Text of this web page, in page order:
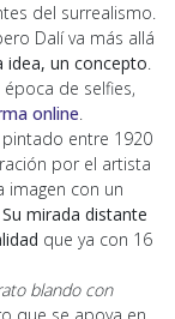
del surrealismo.
Dalí va más allá
idea, un concepto.
de selfies,
online.
entre 1920
por el artista
imagen con un
Su mirada distante
que ya con 16
blando con